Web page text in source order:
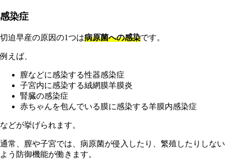
感染症
切迫早産の原因の1つは病原菌への感染です。
例えば、
膣などに感染する性器感染症
子宮内に感染する絨網膜羊膜炎
腎臓の感染症
赤ちゃんを包んでいる膜に感染する羊膜内感染症
などが挙げられます。
通常、膣や子宮では、病原菌が侵入したり、繁殖したりしない
よう防御機能が働きます。